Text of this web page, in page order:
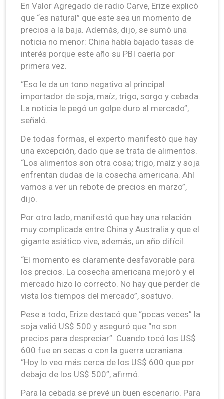
En Valor Agregado de radio Carve, Erize explicó
que “es natural” que este sea un momento de
precios a la baja. Además, dijo, se sumó una
noticia no menor: China había bajado tasas de
interés porque este año su PBI caería por
primera vez.
“Eso le da un tono negativo al principal
importador de soja, maíz, trigo, sorgo y cebada.
La noticia le pegó un golpe duro al mercado”,
señaló.
De todas formas, el experto manifestó que hay
una excepción, dado que se trata de alimentos.
“Los alimentos son otra cosa; trigo, maíz y soja
enfrentan dudas de la cosecha americana. Ahí
vamos a ver un rebote de precios en marzo”,
dijo.
Por otro lado, manifestó que hay una relación
muy complicada entre China y Australia y que el
gigante asiático vive, además, un año difícil.
“El momento es claramente desfavorable para
los precios. La cosecha americana mejoró y el
mercado hizo lo correcto. No hay que perder de
vista los tiempos del mercado”, sostuvo.
Pese a todo, Erize destacó que “pocas veces” la
soja valió US$ 500 y aseguró que “no son
precios para despreciar”. Cuando tocó los US$
600 fue en secas o con la guerra ucraniana.
“Hoy lo veo más cerca de los US$ 600 que por
debajo de los US$ 500”, afirmó.
Para la cebada se prevé un buen escenario. Para